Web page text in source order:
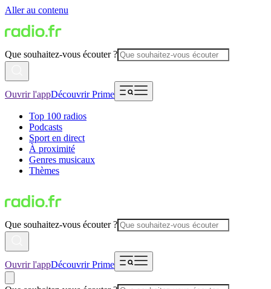
Aller au contenu
Que souhaitez-vous écouter ?
Ouvrir l'appDécouvrir Prime
Top 100 radios
Podcasts
Sport en direct
À proximité
Genres musicaux
Thèmes
Que souhaitez-vous écouter ?
Ouvrir l'appDécouvrir Prime